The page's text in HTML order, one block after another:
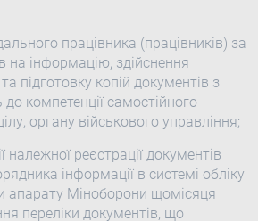
працівника (працівників) за
на інформацію, здійснення
підготовку копій документів з
компетенції самостійного
органу військового управління;
належної реєстрації документів
інформації в системі обліку
апарату Міноборони щомісяця
переліки документів, що